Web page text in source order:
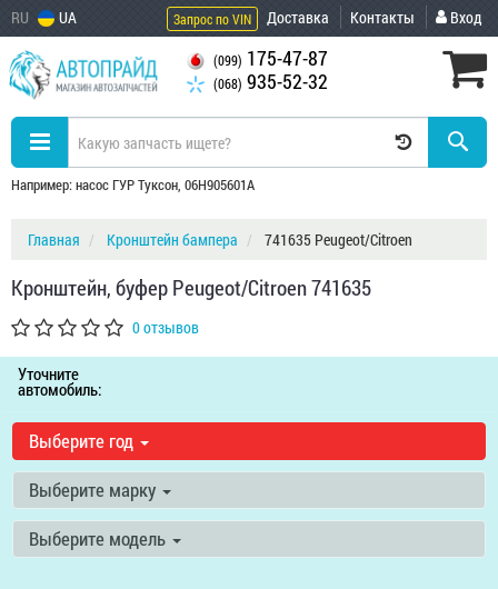
RU UA Запрос по VIN Доставка Контакты Вход
(099) 175-47-87
(068) 935-52-32
Например: насос ГУР Туксон, 06H905601A
Главная Кронштейн бампера 741635 Peugeot/Citroen
Кронштейн, буфер Peugeot/Citroen 741635
0 отзывов
Уточните
автомобиль:
Выберите год
Выберите марку
Выберите модель